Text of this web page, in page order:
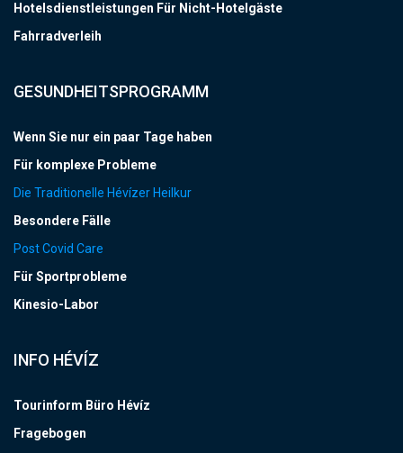
Hotelsdienstleistungen Für Nicht-Hotelgäste
Fahrradverleih
GESUNDHEITSPROGRAMM
Wenn Sie nur ein paar Tage haben
Für komplexe Probleme
Die Traditionelle Hévízer Heilkur
Besondere Fälle
Post Covid Care
Für Sportprobleme
Kinesio-Labor
INFO HÉVÍZ
Tourinform Büro Hévíz
Fragebogen